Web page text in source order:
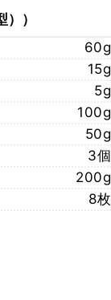
）
60g
15g
5g
100g
50g
3個
200g
8枚